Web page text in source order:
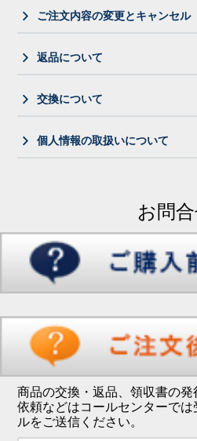
ご注文内容の変更とキャンセル
返品について
交換について
個人情報の取扱いについて
お問
商品の交換・返品、領収書の
依頼などはコールセンターで
ルをご送信ください。